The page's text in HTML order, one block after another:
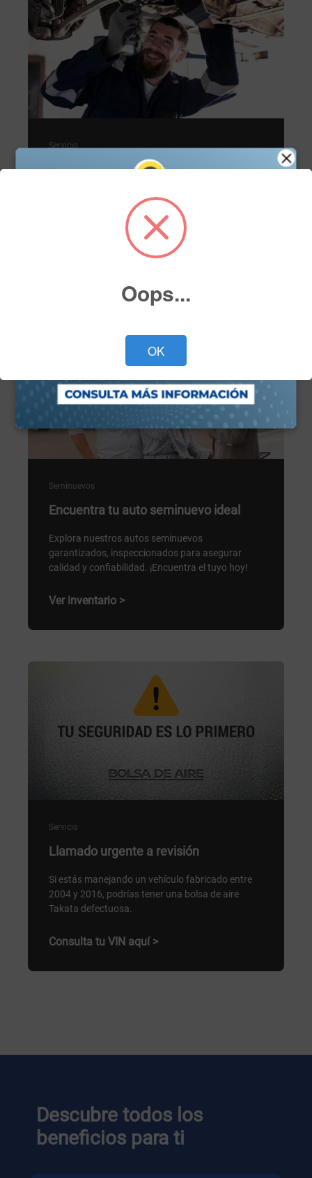
Servicio
Servicio de mantenimiento
Agenda tu cita de servicio en línea y asegura el
mejor cuidado para tu vehículo con nuestros
expertos. Fácil, rápido y a tu conveniencia.
Programa tu cita ahora >
Seminuevos
Encuentra tu auto seminuevo ideal
Explora nuestros autos seminuevos
garantizados, inspeccionados para asegurar
calidad y confiabilidad. ¡Encuentra el tuyo hoy!
Ver inventario >
Servicio
Llamado urgente a revisión
Si estás manejando un vehículo fabricado entre
2004 y 2016, podrías tener una bolsa de aire
Takata defectuosa.
Consulta tu VIN aquí >
Descubre todos los
beneficios para ti
Oops...
OK